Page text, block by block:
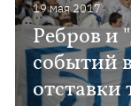
19 мая 2017
Ребров и
событий
отставки